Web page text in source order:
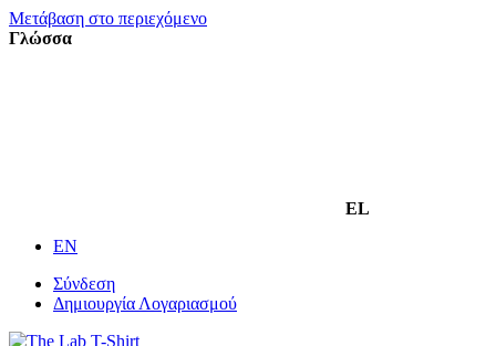
Μετάβαση στο περιεχόμενο
Γλώσσα
EL
EN
Σύνδεση
Δημιουργία Λογαριασμού